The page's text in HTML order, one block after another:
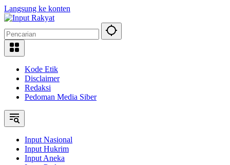
Langsung ke konten
Kode Etik
Disclaimer
Redaksi
Pedoman Media Siber
Input Nasional
Input Hukrim
Input Aneka